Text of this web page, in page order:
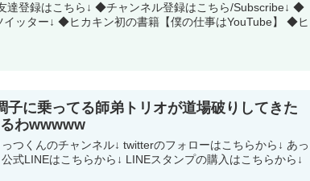
達登録はこちら↓ ◆チャンネル登録はこちら/Subscribe↓ ◆
ッター↓ ◆ヒカキン初の書籍【僕の仕事はYouTube】 ◆ヒ
子に乗ってる師弟トリオが道場破りしてきた
わwwwww
つくんのチャンネル↓ twitterのフォローはこちらから↓ あっ
式LINEはこちらから↓ LINEスタンプの購入はこちらから↓